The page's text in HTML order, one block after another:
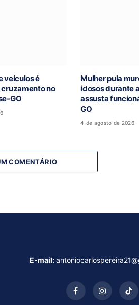
veículos é
no
GO
Mulher pula
idosos durante
assusta
GO
4 de agosto de 2026
COMENTÁRIO
E-mail:
FacebookInstagram